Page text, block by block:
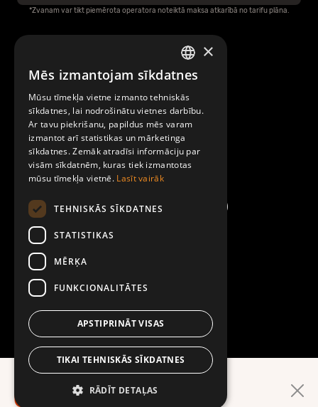
*Zvanam var tikt piemērota operatora noteiktā maksa atkarībā no tarifu plāna.
Par Mobilly
Noteikumi un līgumi
Kontakti
LEJUPIELĀDĒ LIETOTNI
LATVIAN
ENGLISH
×
Mēs izmantojam sīkdatnes
Mūsu tīmekļa vietne izmanto tehniskās
sīkdatnes, lai nodrošinātu vietnes darbību.
Ar tavu piekrišanu, papildus mēs varam
izmantot arī statistikas un mārketinga
sīkdatnes. Zemāk atradīsi informāciju par
visām sīkdatnēm, kuras tiek izmantotas
mūsu tīmekļa vietnē. Lasīt vairāk
TEHNISKĀS SĪKDATNES
STATISTIKAS
MĒRĶA
FUNKCIONALITĀTES
APSTIPRINĀT VISAS
TIKAI TEHNISKĀS SĪKDATNES
RĀDĪT DETAĻAS